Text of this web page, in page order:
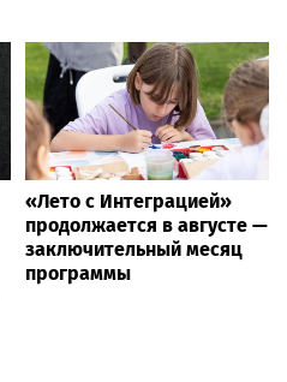
«Лето с Интеграцией»
продолжается в августе —
заключительный месяц
программы